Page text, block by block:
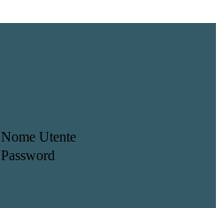
Nome Utente
Password